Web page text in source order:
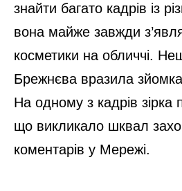
знайти багато кадрів із
вона майже завжди
косметики на обличчі.
Брежнєва вразила
На одному з кадрів зірка
що викликало шквал
коментарів у Мережі.